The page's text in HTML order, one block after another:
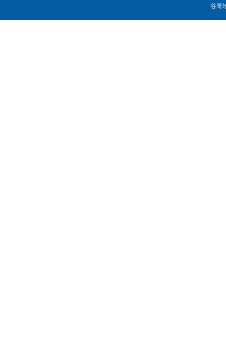
谷哥